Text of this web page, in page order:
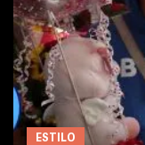
ESTILO